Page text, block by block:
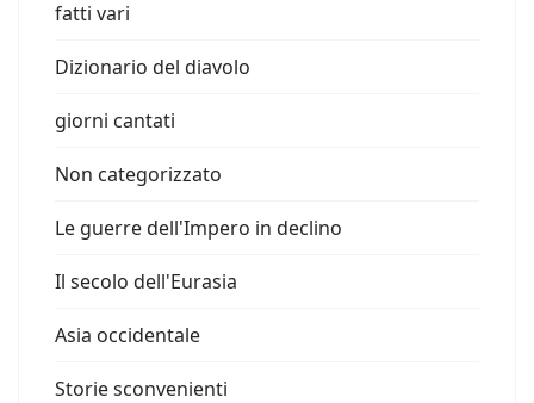
fatti vari
Dizionario del diavolo
giorni cantati
Non categorizzato
Le guerre dell'Impero in declino
Il secolo dell'Eurasia
Asia occidentale
Storie sconvenienti